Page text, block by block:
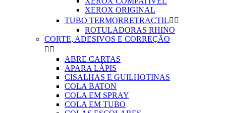
XEROX ORIGINAL
TUBO TERMORRETRACTIL 
ROTULADORAS RHINO
CORTE, ADESIVOS E CORREÇÃO
 
ABRE CARTAS
APARA LÁPIS
CISALHAS E GUILHOTINAS
COLA BATON
COLA EM SPRAY
COLA EM TUBO